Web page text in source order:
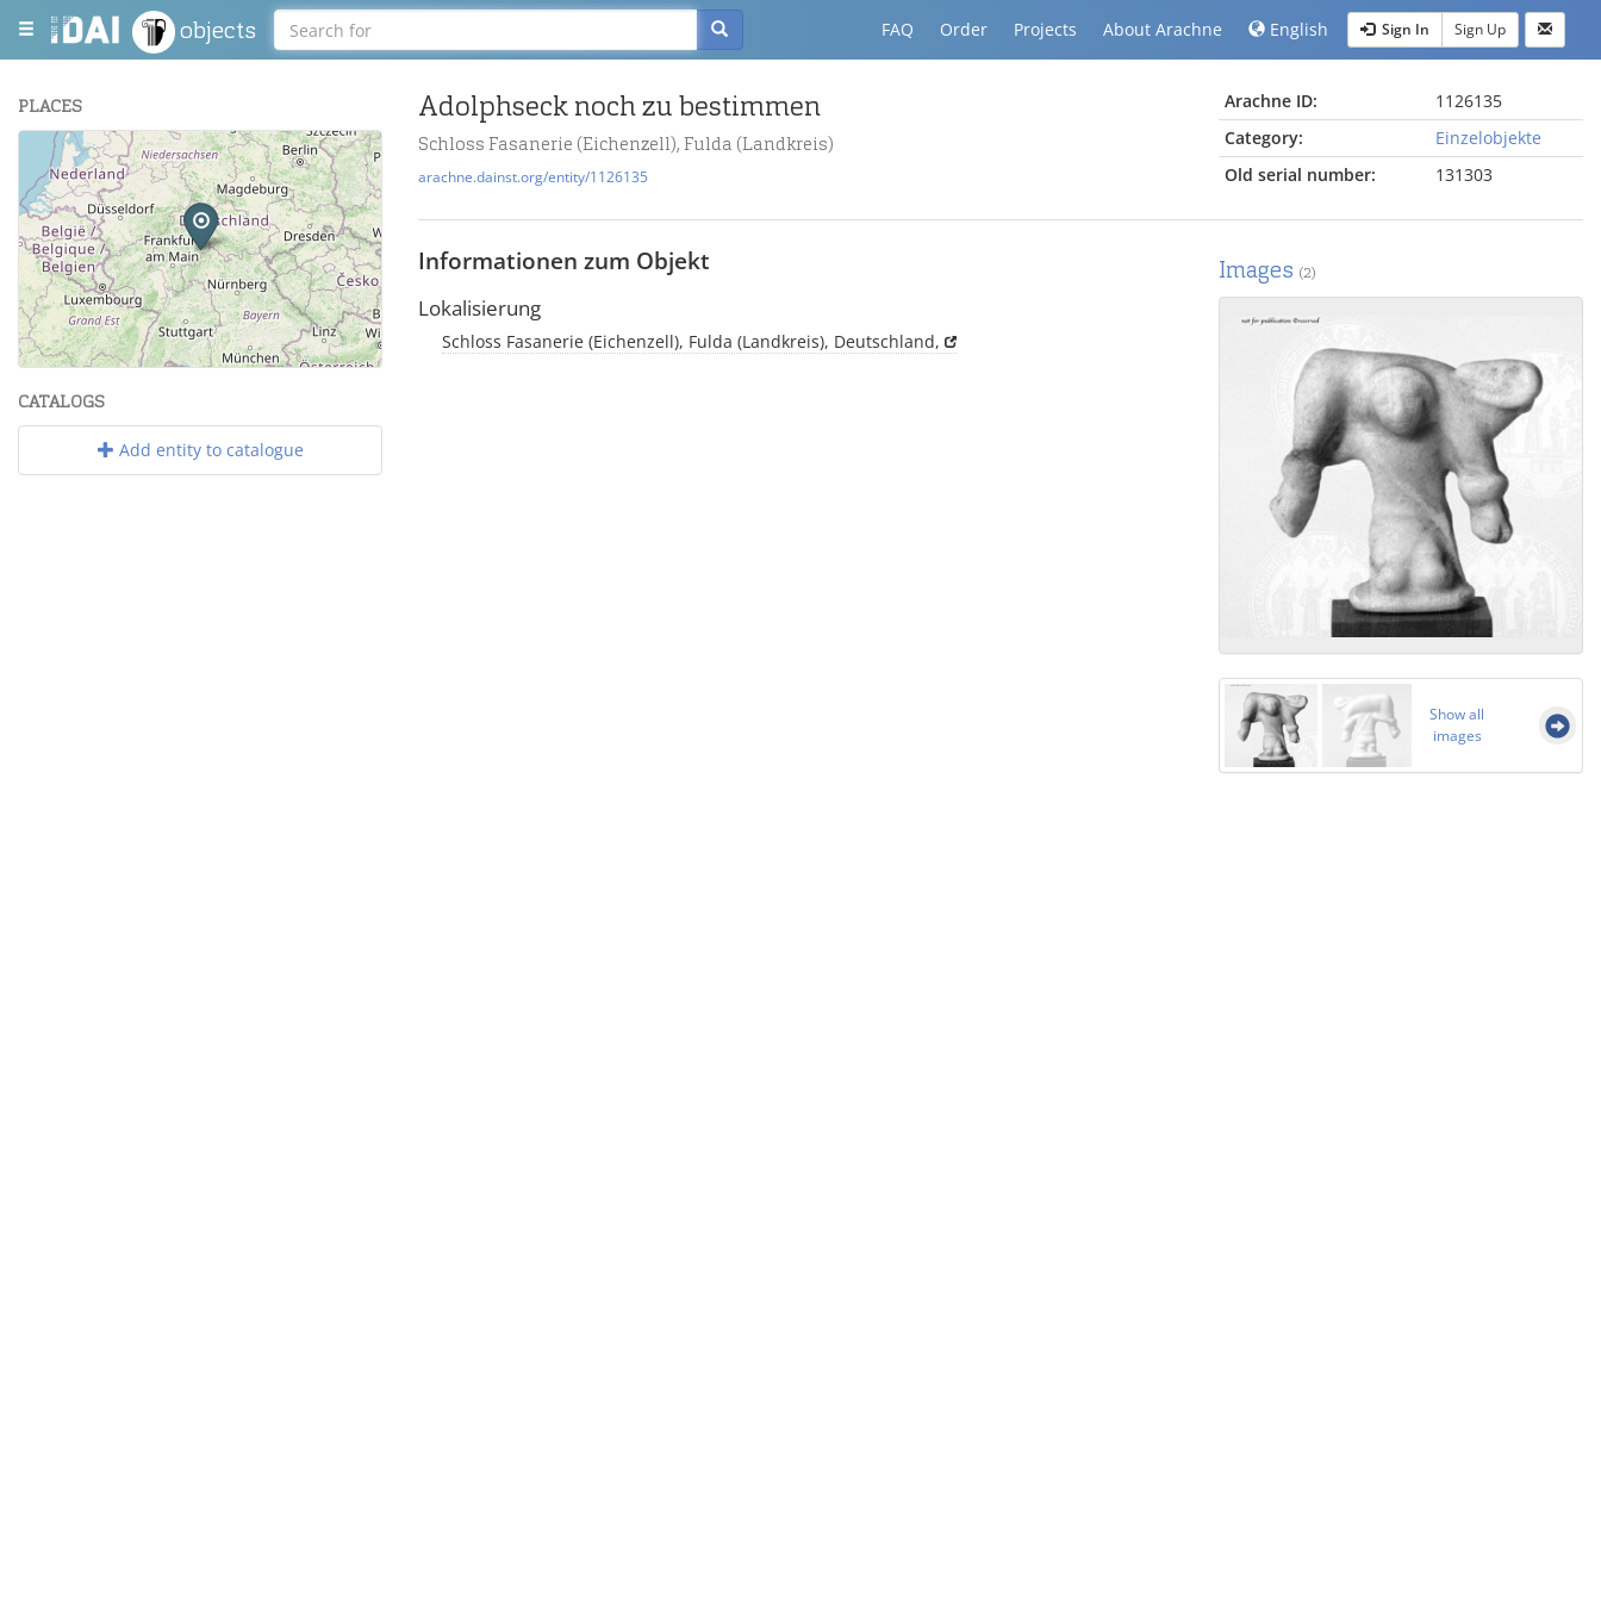
objects FAQ Order Projects About Arachne English Sign In Sign Up
PLACES
+
−
Leaflet| Maps and Data ©OpenStreetMap.
CATALOGS
Add entity to catalogue
Adolphseck noch zu bestimmen
Schloss Fasanerie (Eichenzell), Fulda (Landkreis)
arachne.dainst.org/entity/1126135
Arachne ID:
1126135
Category:
Einzelobjekte
Old serial number:
131303
Informationen zum Objekt
Lokalisierung
Schloss Fasanerie (Eichenzell), Fulda (Landkreis), Deutschland,
Images (2)
Show all
images